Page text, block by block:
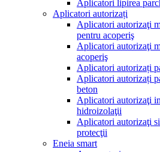
Aplicatori lipirea
Aplicatori autorizați
Aplicatori autorizaţi
pentru acoperiş
Aplicatori autorizaţi
acoperiş
Aplicatori autorizați
Aplicatori autorizați
beton
Aplicatori autorizaţi
hidroizolaţii
Aplicatori autorizaţi
protecţii
Eneia smart